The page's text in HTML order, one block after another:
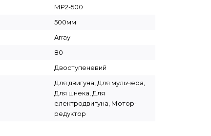
МР2-500
500мм
Array
80
Двоступеневий
Для двигуна, Для мульчера,
Для шнека, Для
електродвигуна, Мотор-
редуктор